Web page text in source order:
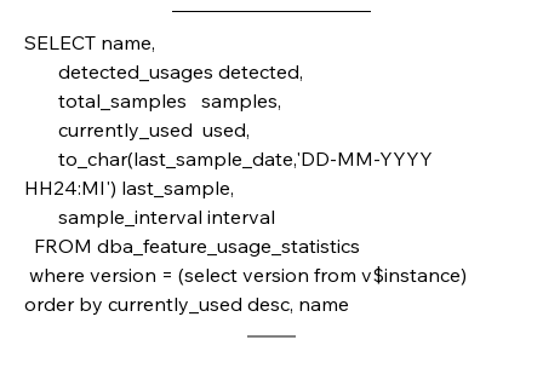
SELECT name,
       detected_usages detected,
       total_samples   samples,
       currently_used  used,
HH24:MI') last_sample,
       sample_interval interval
  FROM dba_feature_usage_statistics
where version = (select version from v$instance)
order by currently_used desc, name